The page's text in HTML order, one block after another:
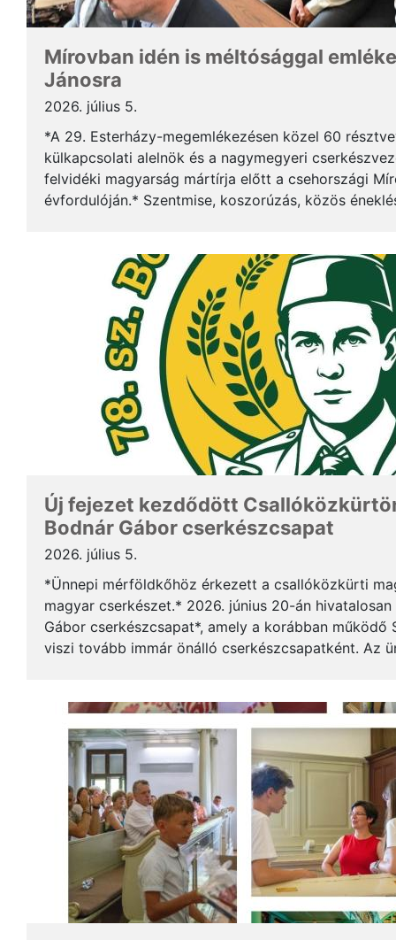
Mírovban idén is méltósággal
Jánosra
2026. július 5.
*A 29. Esterházy-megemlékezésen közel 60
külkapcsolati alelnök és a nagymegyeri
felvidéki magyarság mártírja előtt a csehországi
évfordulóján.* Szentmise, koszorúzás, közös
Új fejezet kezdődött
Bodnár Gábor cserkészcsapat
2026. július 5.
*Ünnepi mérföldkőhöz érkezett a csallóközkürti
magyar cserkészet.* 2026. június 20-án
Gábor cserkészcsapat*, amely a korábban működő
viszi tovább immár önálló cserkészcsapatként. Az